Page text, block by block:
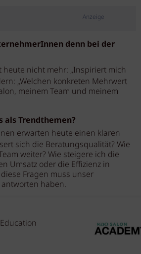
Anzeige
denn bei der
heute nicht mehr: „Inspiriert mich
„Welchen konkreten Mehrwert
meinem Team und meinem
als Trendthemen?
erwarten heute einen klaren
sich die Beratungsqualität? Wie
weiter? Wie steigere ich die
Umsatz oder die Effizienz in
Fragen muss unser
haben.